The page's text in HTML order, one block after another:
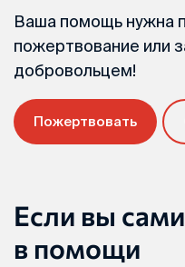
Ваша помощь нужна
пожертвование или
добровольцем!
Пожертвовать
Если вы
в помощи